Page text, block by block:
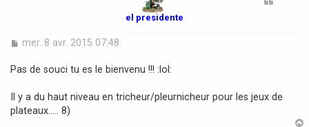
el presidente
M
s
g
e
mer. 8 avr. 2015 07:48
Pas de souci tu es le bienvenu !!! :lol:
Il y a du haut niveau en tricheur/pleurnicheur pour les jeux de
plateaux..... 8)